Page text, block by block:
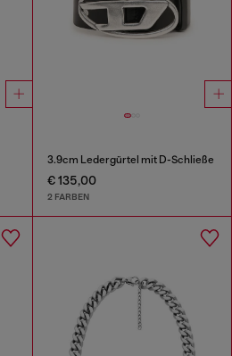
3.9cm Ledergürtel mit D-Schließe
€ 135,00
2 FARBEN